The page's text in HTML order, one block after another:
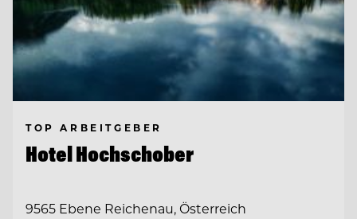
TOP ARBEITGEBER
Hotel Hochschober
9565 Ebene Reichenau, Österreich